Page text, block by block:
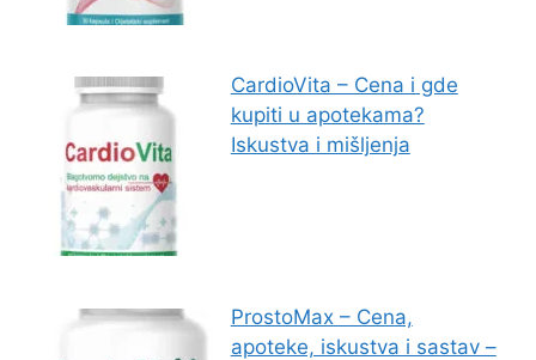
CardioVita – Cena i gde
kupiti u apotekama?
Iskustva i mišljenja
ProstoMax – Cena,
apoteke, iskustva i sastav –